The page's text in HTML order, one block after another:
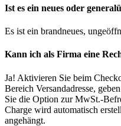
Ist es ein neues oder
Es ist ein brandneues,
Kann ich als Firma eine
Ja! Aktivieren Sie beim
Bereich Versandadresse,
Sie die Option zur MwSt.-
Charge wird automatisch
angehängt.